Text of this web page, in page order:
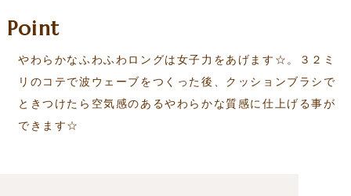
Point
やわらかなふわふわロングは女子力をあげます☆。３２ミ
リのコテで波ウェーブをつくった後、クッションブラシで
ときつけたら空気感のあるやわらかな質感に仕上げる事が
できます☆